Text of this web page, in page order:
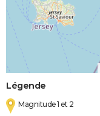
Légende
Magnitude 1 et 2